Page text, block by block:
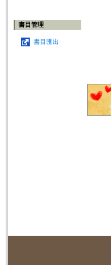
書目管理
書目匯出